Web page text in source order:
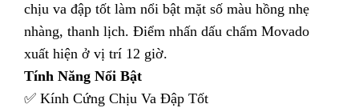
chịu va đập tốt làm nổi bật mặt số màu hồng nhẹ
nhàng, thanh lịch. Điểm nhấn dấu chấm Movado
xuất hiện ở vị trí 12 giờ.
Tính Năng Nổi Bật
✅ Kính Cứng Chịu Va Đập Tốt